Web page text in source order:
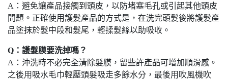
A：避免讓產品接觸到頭皮，以防堵塞毛孔或引起其他頭皮
問題。正確使用護髮產品的方式是，在洗完頭髮後將護髮產
品塗抹於髮中段和髮尾，輕揉髮絲以助吸收。
Q：護髮膜要洗掉嗎？
A：沖洗時不必完全清除髮膜，留些許產品可增加順滑感。
之後用吸水毛巾輕壓頭髮吸走多餘水分，最後用吹風機吹